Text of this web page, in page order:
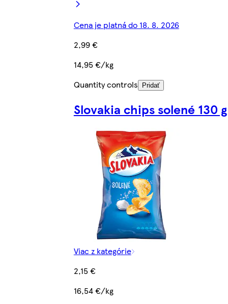
Cena je platná do 18. 8. 2026
2,99 €
14,95 €/kg
Quantity controls
Pridať
Slovakia chips solené 130 g
Viac z kategórie
2,15 €
16,54 €/kg